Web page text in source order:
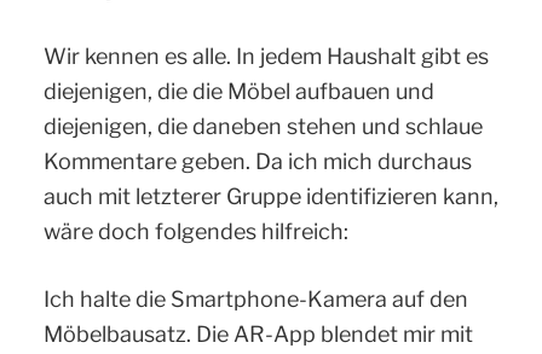
Wir kennen es alle. In jedem Haushalt gibt es
diejenigen, die die Möbel aufbauen und
diejenigen, die daneben stehen und schlaue
Kommentare geben. Da ich mich durchaus
auch mit letzterer Gruppe identifizieren kann,
wäre doch folgendes hilfreich:
Ich halte die Smartphone-Kamera auf den
Möbelbausatz. Die AR-App blendet mir mit